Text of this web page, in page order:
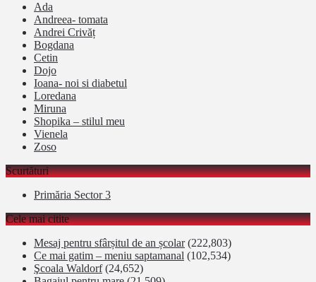
Ada
Andreea- tomata
Andrei Crivăț
Bogdana
Cetin
Dojo
Ioana- noi si diabetul
Loredana
Miruna
Shopika – stilul meu
Vienela
Zoso
Scurtături
Primăria Sector 3
Cele mai citite
Mesaj pentru sfârșitul de an școlar (222,803)
Ce mai gatim – meniu saptamanal (102,534)
Şcoala Waldorf (24,652)